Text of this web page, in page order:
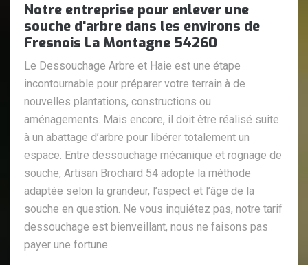
Notre entreprise pour enlever une
souche d'arbre dans les environs de
Fresnois La Montagne 54260
Le Dessouchage Arbre et Haie est une étape
incontournable pour préparer votre terrain à de
nouvelles plantations, constructions ou
aménagements. Mais encore, il doit être réalisé suite
à un abattage d’arbre pour libérer totalement un
espace. Entre dessouchage mécanique et rognage de
souche, Artisan Brochard 54 adopte la méthode
adaptée selon la grandeur, l’aspect et l’âge de la
souche en question. Ne vous inquiétez pas, notre tarif
dessouchage est bienveillant, nous ne faisons pas
payer une fortune.